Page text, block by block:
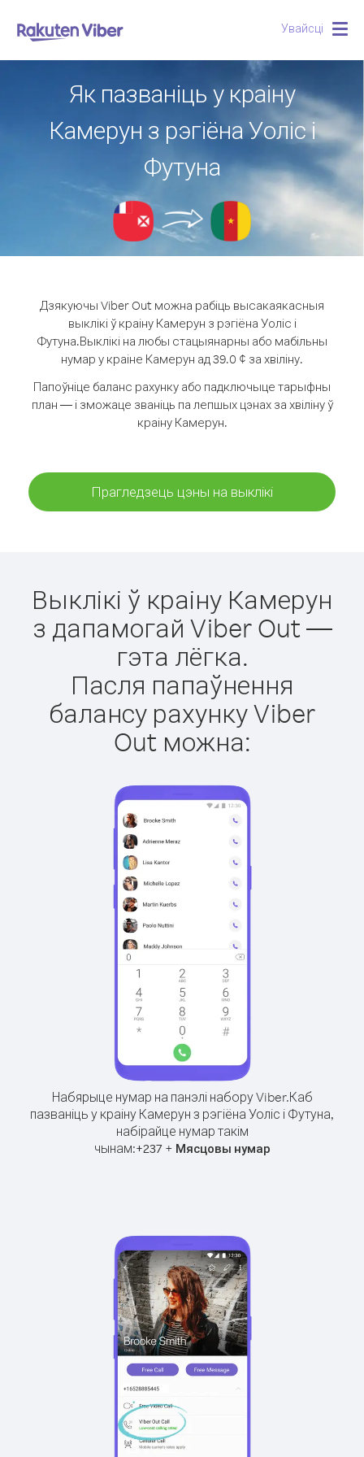
Увайсці
Як пазваніць у краіну
Камерун з рэгіёна Уоліс і
Футуна
Дзякуючы Viber Out можна рабіць высакаякасныя
выклікі ў краіну Камерун з рэгіёна Уоліс і
Футуна.Выклікі на любы стацыянарны або мабільны
нумар у краіне Камерун ад 39.0 ¢ за хвіліну.
Папоўніце баланс рахунку або падключыце тарыфны
план — і зможаце званіць па лепшых цэнах за хвіліну ў
краіну Камерун.
Прагледзець цэны на выклікі
Выклікі ў краіну Камерун
з дапамогай Viber Out —
гэта лёгка.
Пасля папаўнення
балансу рахунку Viber
Out можна:
Набярыце нумар на панэлі набору Viber.Каб
пазваніць у краіну Камерун з рэгіёна Уоліс і Футуна,
набірайце нумар такім
чынам:+237+ Мясцовы нумар